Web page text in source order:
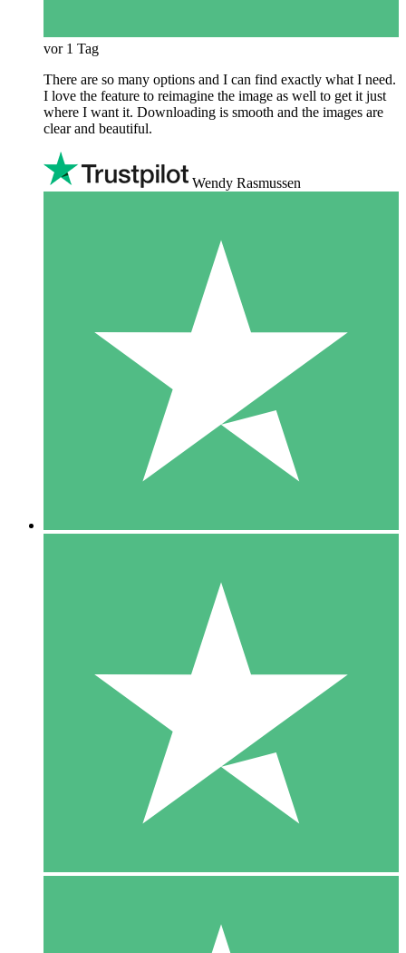
vor 1 Tag
There are so many options and I can find exactly what I need.
I love the feature to reimagine the image as well to get it just
where I want it. Downloading is smooth and the images are
clear and beautiful.
Wendy Rasmussen